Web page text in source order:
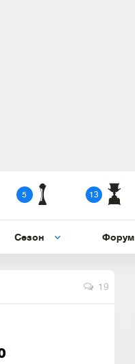
5 13
Сезон Форум
19